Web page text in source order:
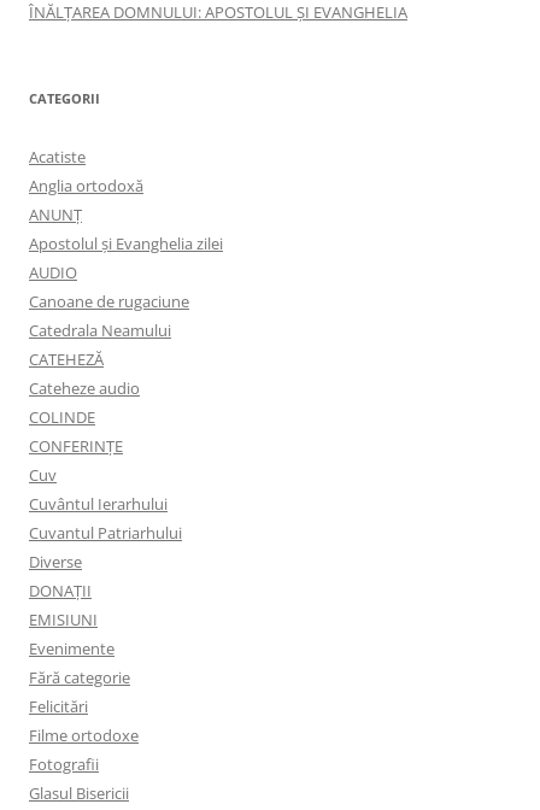
ÎNĂLŢAREA DOMNULUI: APOSTOLUL ȘI EVANGHELIA
CATEGORII
Acatiste
Anglia ortodoxă
ANUNŢ
Apostolul şi Evanghelia zilei
AUDIO
Canoane de rugaciune
Catedrala Neamului
CATEHEZĂ
Cateheze audio
COLINDE
CONFERINȚE
Cuv
Cuvântul Ierarhului
Cuvantul Patriarhului
Diverse
DONAȚII
EMISIUNI
Evenimente
Fără categorie
Felicitări
Filme ortodoxe
Fotografii
Glasul Bisericii